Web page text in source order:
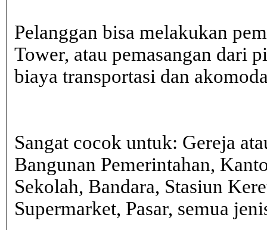
Pelanggan bisa melakukan
Tower, atau pemasangan dari
biaya transportasi dan
Sangat cocok untuk: Gereja
Bangunan Pemerintahan,
Sekolah, Bandara, Stasiun
Supermarket, Pasar, semua